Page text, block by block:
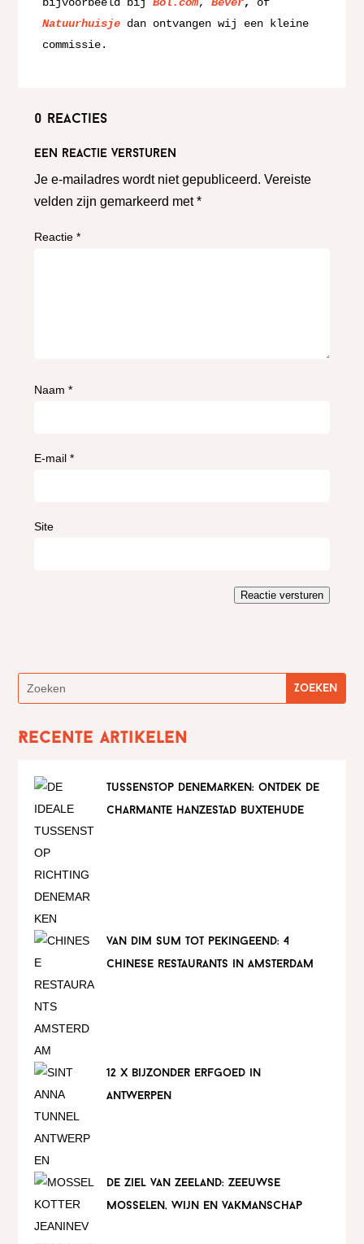
Natuurhuisje dan ontvangen wij een kleine
commissie.
0 reacties
Een reactie versturen
Je e-mailadres wordt niet gepubliceerd. Vereiste
velden zijn gemarkeerd met*
Reactie*
Naam*
E-mail*
Site
Reactie versturen
Recente artikelen
tussenstop denemarken: ontdek de
charmante hanzestad buxtehude
van dim sum tot pekingeend: 4
chinese restaurants in amsterdam
12 x bijzonder erfgoed in
antwerpen
de ziel van zeeland: zeeuwse
mosselen, wijn en vakmanschap